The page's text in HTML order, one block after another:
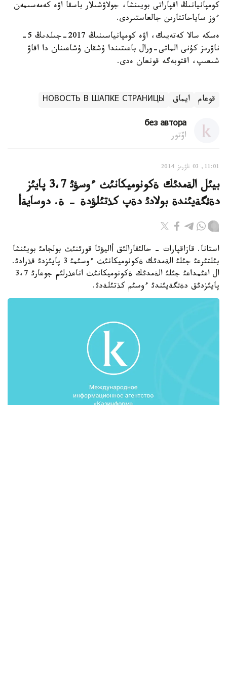
كومپانيانىڭ اقپاراتى بويىنشا، جولاۋشىلار باسقا اۋە كەمەسىمەن
ءوز ساياحاتتارىن جالعاستىردى.
ەسكە سالا كەتەيىك، اۋە كومپانياسىنىڭ 2017-جىلدىڭ 5-
ناۋرىز كۇنى الماتى-ورال باعىتىندا ۇشقان ۇشاعىنان دا اقاۋ
شىعىپ، اقتوبەگە قونعان ەدى.
قوعام ايماق НОВОСТЬ В ШАПКЕ СТРАНИЦЫ
без автора
اۆتور
11:01, 03 ناۋرىز 2014
بيئل الةمدئك ةكونوميكانئث ءوسؤئ 3،7 پايئز
دةثگةيئندة بولادئ دةپ كذتئلؤدة - ة. دوسايةأ
استانا. قازاقپارات - حالئقارالئق أاليؤتا قورئنئث بولجامئ بويئنشا
بئلتئرعئ جئلئ الةمدئك ةكونوميكانئث ءوسئمئ 3 پايئزدئ قذرادئ.
ال اعئمداعئ جئلئ الةمدئك ةكونوميكانئث اناعذرلئم جوعارئ 3،7
پايئزدئق دةثگةيئندئ ءوسئم كذتئلةدئ.